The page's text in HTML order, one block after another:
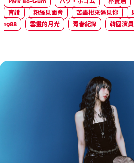
盲證
粉絲見面會 苦盡柑來遇見你
1988
雲畫的月光 青春紀錄 韓國演員